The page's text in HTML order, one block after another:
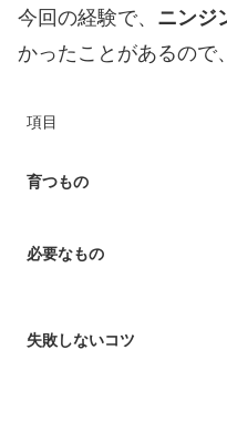
今回の経験で、 ニンジ
かったことがあるので
項目
育つもの
必要なもの
失敗しないコツ